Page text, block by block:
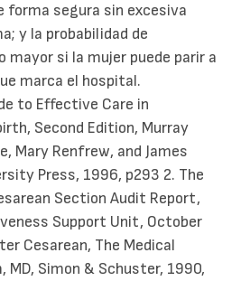
forma segura sin excesiva
y la probabilidad de
mayor si la mujer puede parir a
marca el hospital.
to Effective Care in
Second Edition, Murray
Mary Renfrew, and James
Press, 1996, p293 2. The
Section Audit Report,
Support Unit, October
Cesarean, The Medical
MD, Simon & Schuster, 1990,